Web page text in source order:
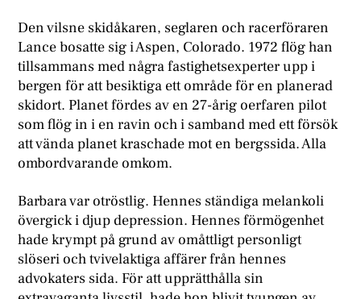
Den vilsne skidåkaren, seglaren och racerföraren
Lance bosatte sig i Aspen, Colorado. 1972 flög han
tillsammans med några fastighetsexperter upp i
bergen för att besiktiga ett område för en planerad
skidort. Planet fördes av en 27-årig oerfaren pilot
som flög in i en ravin och i samband med ett försök
att vända planet kraschade mot en bergssida. Alla
ombordvarande omkom.
Barbara var otröstlig. Hennes ständiga melankoli
övergick i djup depression. Hennes förmögenhet
hade krympt på grund av omåttligt personligt
slöseri och tvivelaktiga affärer från hennes
advokaters sida. För att upprätthålla sin